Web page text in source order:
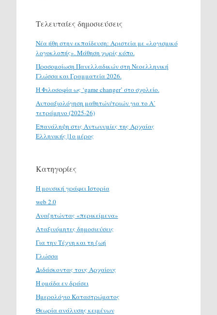
Τελευταίες δημοσιεύσεις
Νέα ήθη στην εκπαίδευση: Αριστεία με «λογισμικό
λογοκλοπής». Μάθηση χωρίς κόπο.
Προσομοίωση Πανελλαδικών στη Νεοελληνική
Γλώσσα και Γραμματεία 2026.
H Φιλοσοφία ως ‘game changer’ στο σχολείο.
Αυτοαξιολόγηση μαθητών/τριών για το Α΄
τετράμηνο (2025-26)
Επανάληψη στις Αντωνυμίες της Αρχαίας
Ελληνικής |1ο μέρος
Κατηγορίες
H μουσική γράφει Ιστορία
web 2.0
Αναζητώντας «περικείμενα»
Αταξινόμητες δημοσιεύσεις
Για την Τέχνη και τη ζωή
Γλώσσα
Διδάσκοντας τους Αρχαίους
Η ομάδα εν δράσει
Ημερολόγιο Καταστρώματος
Θεωρία ανάλυσης κειμένων